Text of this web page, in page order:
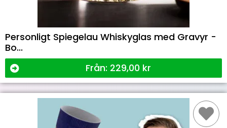
Personligt Spiegelau Whiskyglas med Gravyr -
Bo...
Från: 229,00 kr